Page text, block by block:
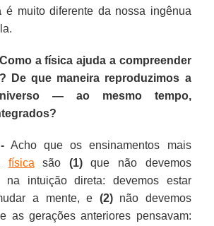
é muito diferente da nossa ingênua
Como a física ajuda a compreender
De que maneira reproduzimos a
— ao mesmo tempo,
Acho que os ensinamentos mais
física são (1)que não devemos
na intuição direta: devemos estar
a mente, e (2)não devemos
as gerações anteriores pensavam: